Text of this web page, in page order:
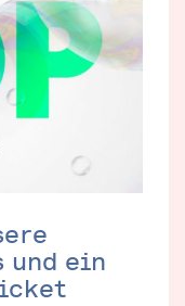
und ein